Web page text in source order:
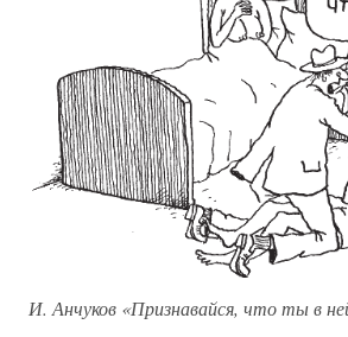
И. Анчуков «Признавайся, что ты в